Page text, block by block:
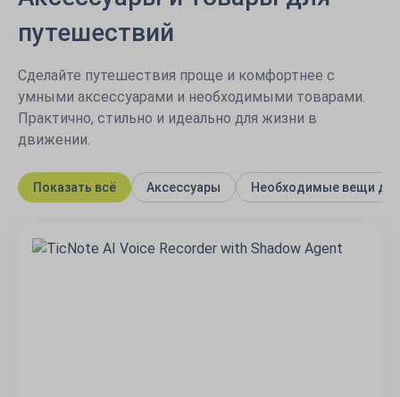
путешествий
Сделайте путешествия проще и комфортнее с
умными аксессуарами и необходимыми товарами.
Практично, стильно и идеально для жизни в
движении.
Показать всё Аксессуары Необходимые вещи